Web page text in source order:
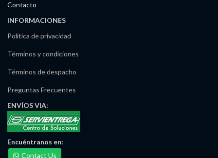
Contacto
INFORMACIONES
Política de privacidad
Términos y condiciones
Términos de despacho
Preguntas Frecuentes
ENVÍOSVIA:
Encuéntranos en:
Contact Us